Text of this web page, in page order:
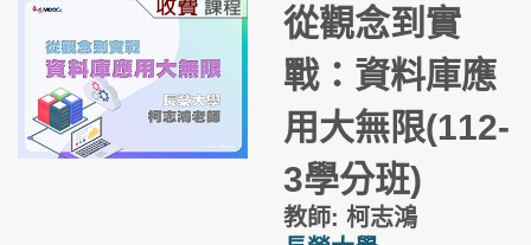
從觀念到實
戰：資料庫應
用大無限(112-
3學分班)
教師: 柯志鴻